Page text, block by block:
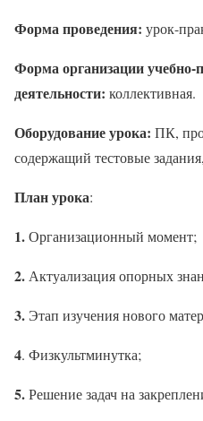
Форма проведения: урок-
Форма организации учебно-
деятельности: коллективная.
Оборудование урока: ПК,
содержащий тестовые
План урока:
1.Организационный момент;
2. Актуализация опорных
3. Этап изучения нового
4. Физкультминутка;
5.Решение задач на